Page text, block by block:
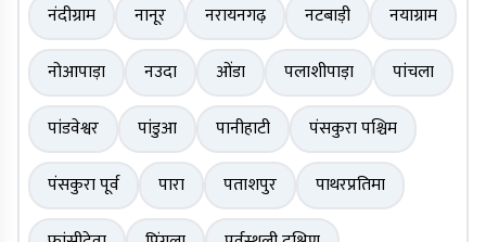
नंदीग्राम
नानूर नरायनगढ़ नटबाड़ी
नयाग्राम
नोआपाड़ा
नउदा ओंडा पलाशीपाड़ा
पांचला
पांडवेश्वर
पांडुआ पानीहाटी
पंसकुरा पश्चिम
पंसकुरा पूर्व
पारा पताशपुर
पाथरप्रतिमा